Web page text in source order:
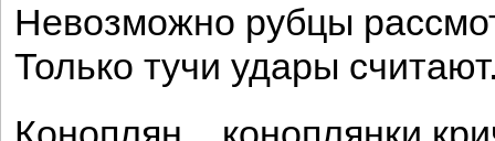
Невозможно рубцы
Только тучи удары